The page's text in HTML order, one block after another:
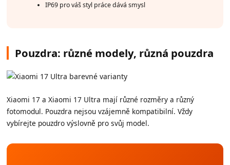
IP69 pro váš styl práce dává smysl
Pouzdra: různé modely, různá pouzdra
Xiaomi 17 a Xiaomi 17 Ultra mají různé rozměry a různý
fotomodul. Pouzdra nejsou vzájemně kompatibilní. Vždy
vybírejte pouzdro výslovně pro svůj model.